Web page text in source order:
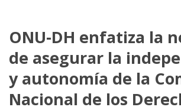
La ONU-DH en México
Vacantes ONU-DH México
ONU-DH en el tiempo
ONU-DH enfatiza la
de asegurar la
y autonomía de la
Nacional de los